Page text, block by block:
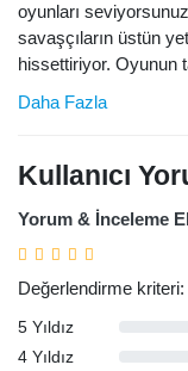
oyunları
savaşçıların üstün
hissettiriyor. Oyunun
Daha Fazla
Kullanıcı
Yorum & İnceleme
Değerlendirme kriteri:
5 Yıldız
4 Yıldız